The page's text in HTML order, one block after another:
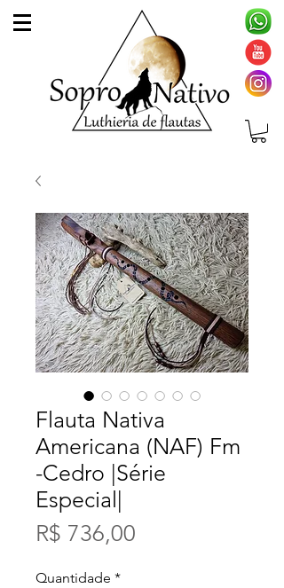
Flauta Nativa
Americana (NAF) Fm
-Cedro |Série
Especial|
R$ 736,00
Quantidade *